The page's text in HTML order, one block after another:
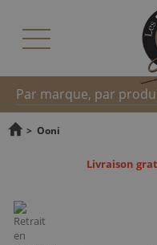
Recherche
> Ooni
Livraison